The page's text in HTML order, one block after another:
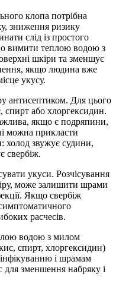
клопа потрібна
зниження ризику
слід із простого
вимити теплою водою з
шкіри та зменшує
якщо людина вже
укусу.
антисептиком. Для цього
спирт або хлоргексидин.
якщо є подряпини,
можна прикласти
холод звужує судини,
свербіж.
укуси. Розчісування
може залишити шрами
Якщо свербіж
расчесів.
водою з милом
спирт, хлоргексидин)
і шрамам
зменшення набряку і